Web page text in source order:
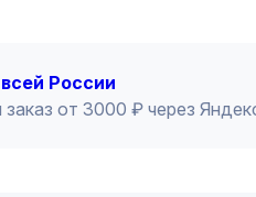
России
от 3000 ₽ через